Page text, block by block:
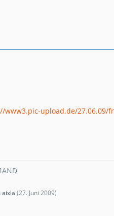
www3.pic-upload.de/27.06.09/
aixla (27. Juni 2009)